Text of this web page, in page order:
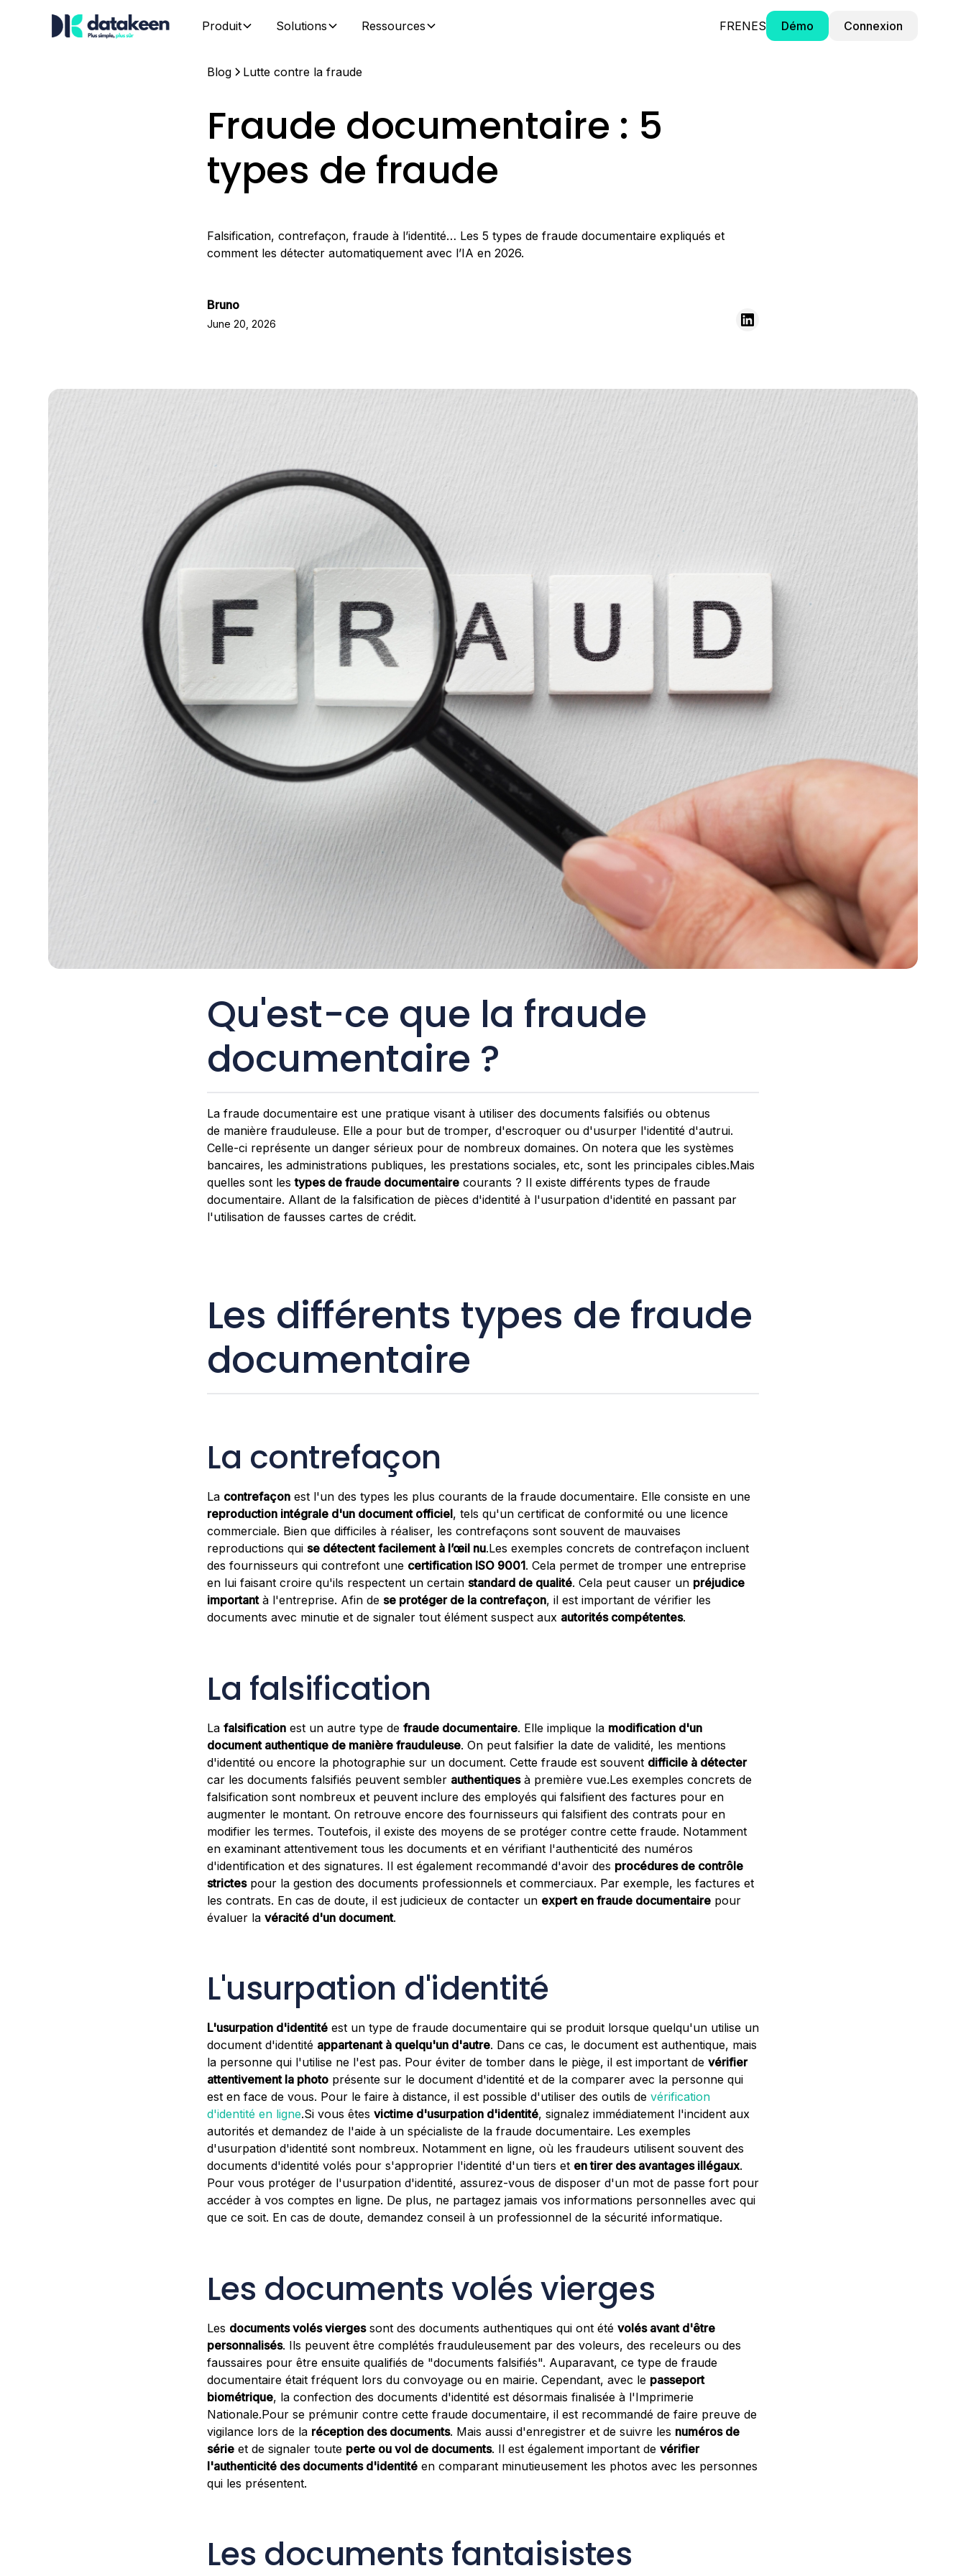
Produit Solutions Ressources FRENES Démo Connexion
Blog Lutte contre la fraude
Fraude documentaire : 5
types de fraude
Falsification, contrefaçon, fraude à l’identité… Les 5 types de fraude documentaire expliqués et
comment les détecter automatiquement avec l’IA en 2026.
Bruno
June 20, 2026
Qu'est-ce que la fraude
documentaire ?
La fraude documentaire est une pratique visant à utiliser des documents falsifiés ou obtenus
de manière frauduleuse. Elle a pour but de tromper, d'escroquer ou d'usurper l'identité d'autrui.
Celle-ci représente un danger sérieux pour de nombreux domaines. On notera que les systèmes
bancaires, les administrations publiques, les prestations sociales, etc, sont les principales cibles.Mais
quelles sont lestypes de fraude documentaire courants ? Il existe différents types de fraude
documentaire. Allant de la falsification de pièces d'identité à l'usurpation d'identité en passant par
l'utilisation de fausses cartes de crédit.
Les différents types de fraude
documentaire
La contrefaçon
La contrefaçon est l'un des types les plus courants de la fraude documentaire. Elle consiste en une
reproduction intégrale d'un document officiel, tels qu'un certificat de conformité ou une licence
commerciale. Bien que difficiles à réaliser, les contrefaçons sont souvent de mauvaises
reproductions qui se détectent facilement à l’œil nu.Les exemples concrets de contrefaçon incluent
des fournisseurs qui contrefont une certification ISO 9001. Cela permet de tromper une entreprise
en lui faisant croire qu'ils respectent un certain standard de qualité. Cela peut causer un préjudice
importantà l'entreprise. Afin de se protéger de la contrefaçon, il est important de vérifier les
documents avec minutie et de signaler tout élément suspect aux autorités compétentes.
La falsification
La falsification est un autre type de fraude documentaire. Elle implique la modification d'un
document authentique de manière frauduleuse. On peut falsifier la date de validité, les mentions
d'identité ou encore la photographie sur un document. Cette fraude est souvent difficile à détecter
car les documents falsifiés peuvent sembler authentiquesà première vue.Les exemples concrets de
falsification sont nombreux et peuvent inclure des employés qui falsifient des factures pour en
augmenter le montant. On retrouve encore des fournisseurs qui falsifient des contrats pour en
modifier les termes. Toutefois, il existe des moyens de se protéger contre cette fraude. Notamment
en examinant attentivement tous les documents et en vérifiant l'authenticité des numéros
d'identification et des signatures. Il est également recommandé d'avoir des procédures de contrôle
strictespour la gestion des documents professionnels et commerciaux. Par exemple, les factures et
les contrats. En cas de doute, il est judicieux de contacter un expert en fraude documentaire pour
évaluer la véracité d'un document.
L'usurpation d'identité
L'usurpation d'identité est un type de fraude documentaire qui se produit lorsque quelqu'un utilise un
document d'identité appartenant à quelqu'un d'autre. Dans ce cas, le document est authentique, mais
la personne qui l'utilise ne l'est pas. Pour éviter de tomber dans le piège, il est important de vérifier
attentivement la photo présente sur le document d'identité et de la comparer avec la personne qui
est en face de vous. Pour le faire à distance, il est possible d'utiliser des outils de vérification
d'identité en ligne.Si vous êtes victime d'usurpation d'identité, signalez immédiatement l'incident aux
autorités et demandez de l'aide à un spécialiste de la fraude documentaire. Les exemples
d'usurpation d'identité sont nombreux. Notamment en ligne, où les fraudeurs utilisent souvent des
documents d'identité volés pour s'approprier l'identité d'un tiers et en tirer des avantages illégaux.
Pour vous protéger de l'usurpation d'identité, assurez-vous de disposer d'un mot de passe fort pour
accéder à vos comptes en ligne. De plus, ne partagez jamais vos informations personnelles avec qui
que ce soit. En cas de doute, demandez conseil à un professionnel de la sécurité informatique.
Les documents volés vierges
Les documents volés viergessont des documents authentiques qui ont été volés avant d'être
personnalisés. Ils peuvent être complétés frauduleusement par des voleurs, des receleurs ou des
faussaires pour être ensuite qualifiés de "documents falsifiés". Auparavant, ce type de fraude
documentaire était fréquent lors du convoyage ou en mairie. Cependant, avec le passeport
biométrique, la confection des documents d'identité est désormais finalisée à l'Imprimerie
Nationale.Pour se prémunir contre cette fraude documentaire, il est recommandé de faire preuve de
vigilance lors de la réception des documents. Mais aussi d'enregistrer et de suivre les numéros de
série et de signaler toute perte ou vol de documents. Il est également important de vérifier
l'authenticité des documents d'identité en comparant minutieusement les photos avec les personnes
qui les présentent.
Les documents fantaisistes